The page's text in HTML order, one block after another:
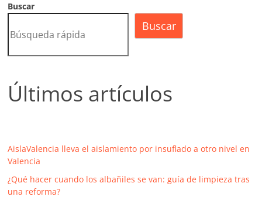
Buscar
Buscar
Últimos artículos
AislaValencia lleva el aislamiento por insuflado a otro nivel en
Valencia
¿Qué hacer cuando los albañiles se van: guía de limpieza tras
una reforma?